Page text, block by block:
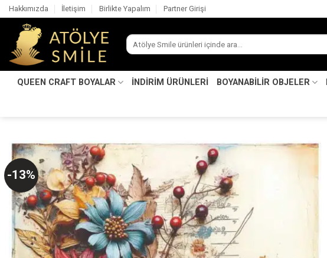
İçeriğe
atla
Hakkımızda İletişim Birlikte Yapalım Partner Girişi
Ara:
QUEEN CRAFT BOYALAR İNDİRİM ÜRÜNLERİ BOYANABİLİR OBJELER
-13%